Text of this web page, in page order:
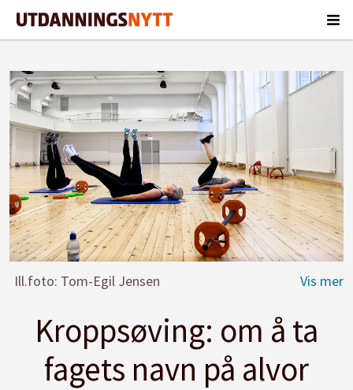
Ill.foto: Tom-Egil Jensen
Kroppsøving: om å ta
fagets navn på alvor